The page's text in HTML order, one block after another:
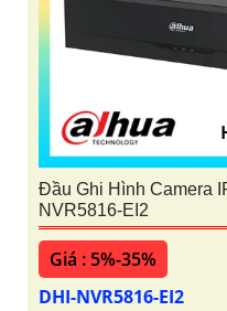
Đầu Ghi Hình Camera
NVR5816-EI2
Giá : 5%-35%
DHI-NVR5816-EI2